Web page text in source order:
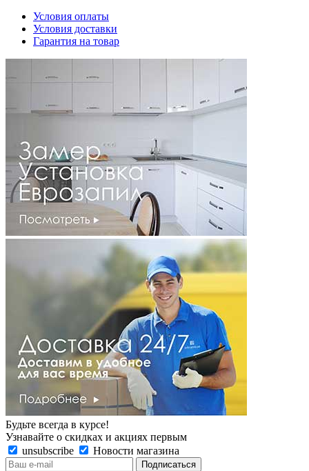
Условия оплаты
Условия доставки
Гарантия на товар
Будьте всегда в курсе!
Узнавайте о скидках и акциях первым
unsubscribe
Новости магазина